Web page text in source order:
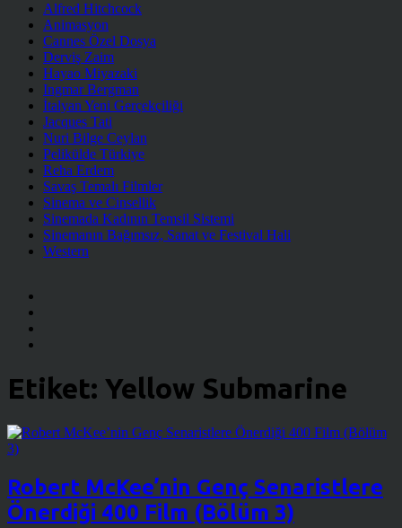
Alfred Hitchcock
Animasyon
Cannes Özel Dosya
Derviş Zaim
Hayao Miyazaki
Ingmar Bergman
İtalyan Yeni Gerçekçiliği
Jacques Tati
Nuri Bilge Ceylan
Pelikülde Türkiye
Reha Erdem
Savaş Temalı Filmler
Sinema ve Cinsellik
Sinemada Kadının Temsil Sistemi
Sinemanın Bağımsız, Sanat ve Festival Hali
Western
Etiket: Yellow Submarine
Robert McKee’nin Genç Senaristlere
Önerdiği 400 Film (Bölüm 3)